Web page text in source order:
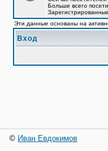
Больше всего
Эти данные основаны на
Вход
© Иван Евдокимов